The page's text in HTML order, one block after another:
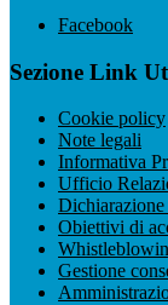
Facebook
Sezione Link
Cookie policy
Note legali
Informativa
Ufficio
Dichiarazione
Obiettivi di
Gestione